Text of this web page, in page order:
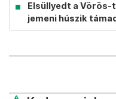
Elsüllyedt a Vörös-
jemeni húszik